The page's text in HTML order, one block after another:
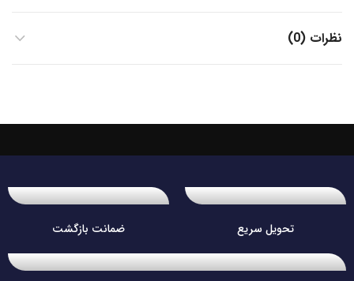
نظرات (0)
تحویل سریع ضمانت بازگشت